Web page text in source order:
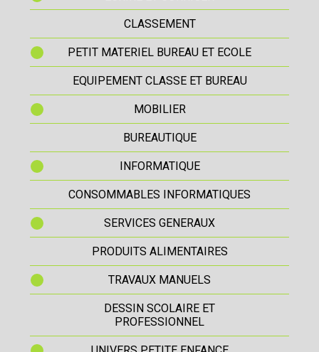
CLASSEMENT
PETIT MATERIEL BUREAU ET ECOLE
EQUIPEMENT CLASSE ET BUREAU
MOBILIER
BUREAUTIQUE
INFORMATIQUE
CONSOMMABLES INFORMATIQUES
SERVICES GENERAUX
PRODUITS ALIMENTAIRES
TRAVAUX MANUELS
DESSIN SCOLAIRE ET
PROFESSIONNEL